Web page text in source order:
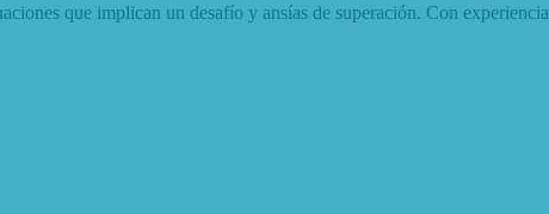
que implican un desafío y ansías de superación. Con